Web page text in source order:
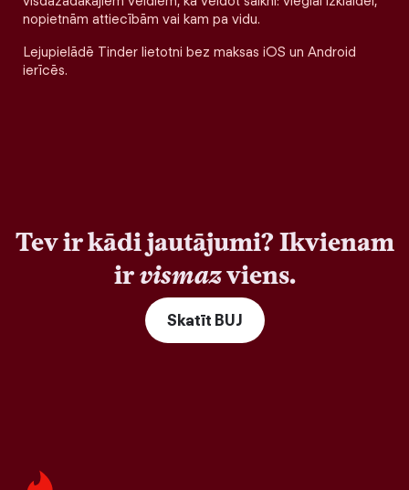
nopietnām attiecībām vai kam pa vidu.
Lejupielādē Tinder lietotni bez maksas iOS un Android
ierīcēs.
Tev ir kādi jautājumi? Ikvienam
irvismazviens.
Skatīt BUJ